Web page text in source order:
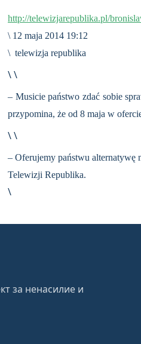
http://telewizjarepublika.pl/
\ 12 maja 2014 19:12
\ telewizja republika
\ \
– Musicie państwo zdać sobie
przypomina, że od 8 maja w
\ \
– Oferujemy państwu alternatywę
Telewizji Republika.
\
за ненасилие и